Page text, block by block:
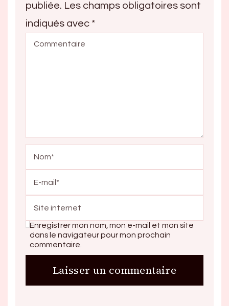
publiée. Les champs obligatoires sont
indiqués avec *
Enregistrer mon nom, mon e-mail et mon site
dans le navigateur pour mon prochain
commentaire.